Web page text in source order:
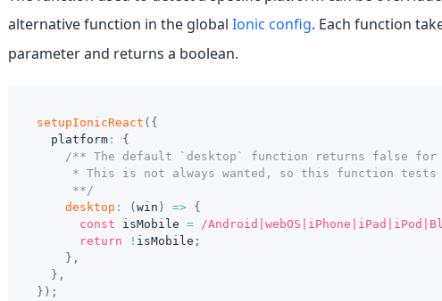
alternative function in the global Ionic config. Each function
parameter and returns a boolean.
setupIonicReact ( {
  platform
:
{
/** The default `desktop` function returns false for
* This is not always wanted, so this function tests
     **/
desktop : ( win ) =>
{
const isMobile = /Android webOS iPhone iPad iPod
return
! isMobile ;
} ,
} ,
} ) ;